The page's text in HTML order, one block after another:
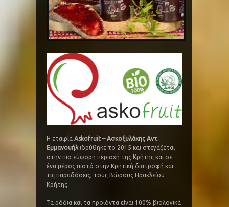
Η εταιρία Askofruit – Ασκοξυλάκης Αντ.
Εμμανουήλ ιδρύθηκε το 2015 και στεγάζεται
στην πιο εύφορη περιοχή της Κρήτης και σε
ένα μέρος πιστό στην Κρητική διατροφή και
τις παραδόσεις, τους Βώρους Ηρακλείου
Κρήτης.
Τα ρόδια και τα προϊόντα είναι 100% βιολογικά